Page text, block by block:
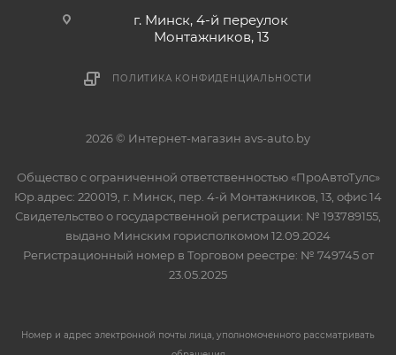
г. Минск, 4-й переулок
Монтажников, 13
ПОЛИТИКА КОНФИДЕНЦИАЛЬНОСТИ
2026 © Интернет-магазин avs-auto.by
Общество с ограниченной ответственностью «ПроАвтоТулс»
Юр.адрес: 220019, г. Минск, пер. 4-й Монтажников, 13, офис 14
Свидетельство о государственной регистрации: № 193789155,
выдано Минским горисполкомом 12.09.2024
Регистрационный номер в Торговом реестре: № 749745 от
23.05.2025
Номер и адрес электронной почты лица, уполномоченного рассматривать